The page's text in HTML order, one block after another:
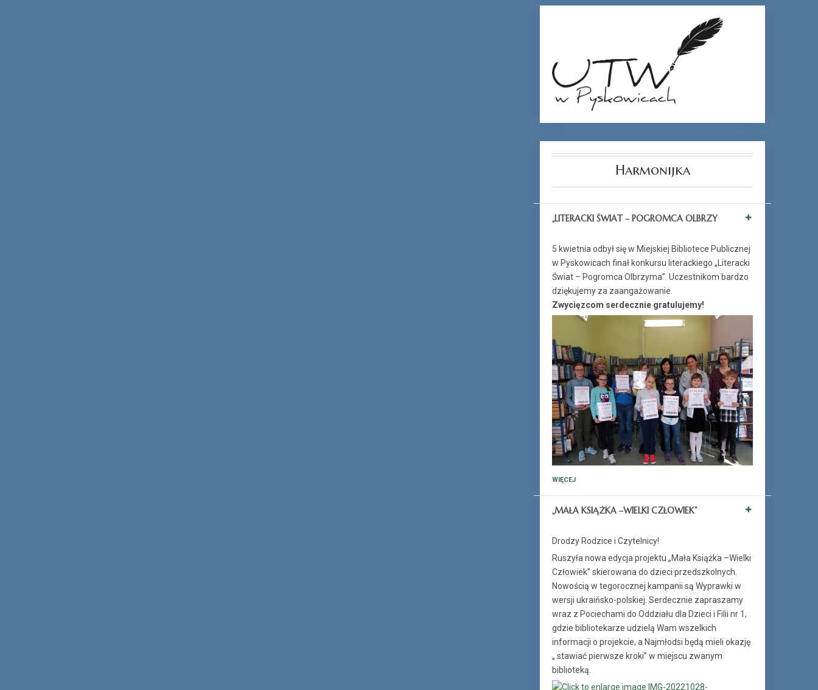
Harmonijka
„LITERACKI ŚWIAT – POGROMCA OLBRZY
5 kwietnia odbył się w Miejskiej Bibliotece Publicznej
w Pyskowicach finał konkursu literackiego „Literacki
Świat – Pogromca Olbrzyma”. Uczestnikom bardzo
dziękujemy za zaangażowanie.
Zwycięzcom serdecznie gratulujemy!
WIĘCEJ
„MAŁA KSIĄŻKA –WIELKI CZŁOWIEK”
Drodzy Rodzice i Czytelnicy!
Ruszyła nowa edycja projektu „Mała Książka –Wielki
Człowiek” skierowana do dzieci przedszkolnych.
Nowością w tegorocznej kampanii są Wyprawki w
wersji ukraińsko-polskiej. Serdecznie zapraszamy
wraz z Pociechami do Oddziału dla Dzieci i Filii nr 1,
gdzie bibliotekarze udzielą Wam wszelkich
informacji o projekcie, a Najmłodsi będą mieli okazję
„ stawiać pierwsze kroki” w miejscu zwanym
biblioteką.